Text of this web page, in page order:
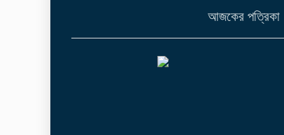
আজকের পত্রিকা